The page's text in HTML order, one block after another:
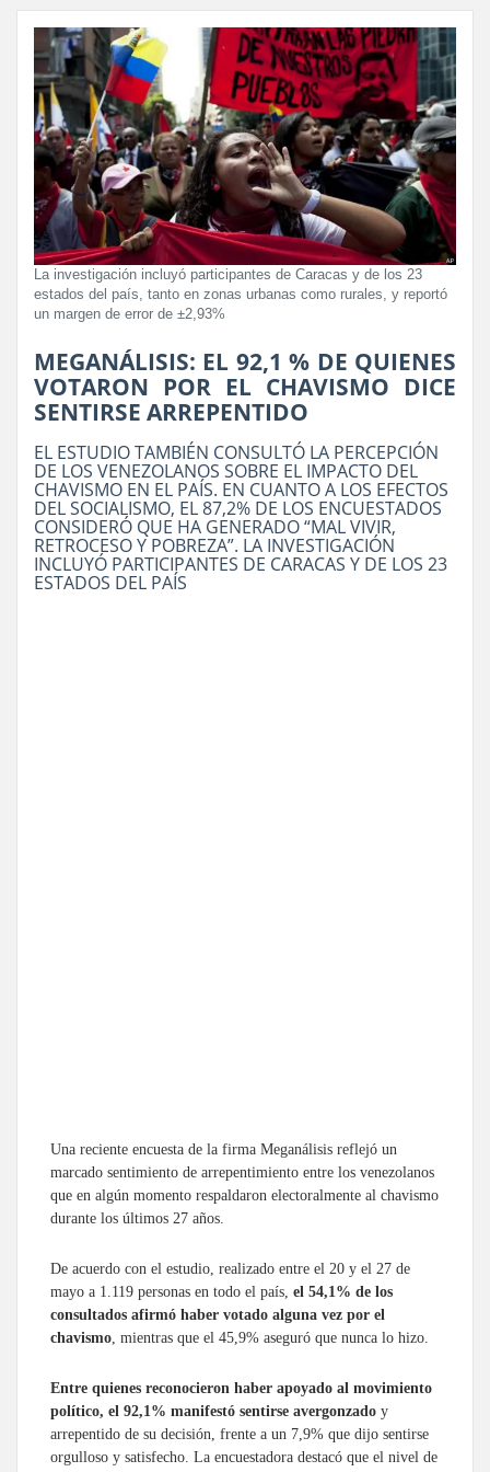
La investigación incluyó participantes de Caracas y de los 23
estados del país, tanto en zonas urbanas como rurales, y reportó
un margen de error de ±2,93%
MEGANÁLISIS: EL 92,1 % DE QUIENES
VOTARON POR EL CHAVISMO DICE
SENTIRSE ARREPENTIDO
EL ESTUDIO TAMBIÉN CONSULTÓ LA PERCEPCIÓN
DE LOS VENEZOLANOS SOBRE EL IMPACTO DEL
CHAVISMO EN EL PAÍS. EN CUANTO A LOS EFECTOS
DEL SOCIALISMO, EL 87,2% DE LOS ENCUESTADOS
CONSIDERÓ QUE HA GENERADO “MAL VIVIR,
RETROCESO Y POBREZA”. LA INVESTIGACIÓN
INCLUYÓ PARTICIPANTES DE CARACAS Y DE LOS 23
ESTADOS DEL PAÍS
Una reciente encuesta de la firma Meganálisis reflejó un
marcado sentimiento de arrepentimiento entre los venezolanos
que en algún momento respaldaron electoralmente al chavismo
durante los últimos 27 años.
De acuerdo con el estudio, realizado entre el 20 y el 27 de
mayo a 1.119 personas en todo el país, el 54,1% de los
consultados afirmó haber votado alguna vez por el
chavismo , mientras que el 45,9% aseguró que nunca lo hizo.
Entre quienes reconocieron haber apoyado al movimiento
político, el 92,1% manifestó sentirse avergonzado y
arrepentido de su decisión, frente a un 7,9% que dijo sentirse
orgulloso y satisfecho. La encuestadora destacó que el nivel de